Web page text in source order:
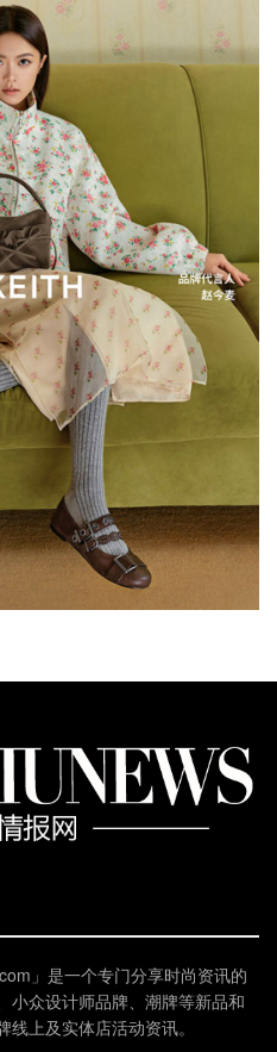
」是一个专门分享时尚资讯的
小众设计师品牌、潮牌等新品和
上及实体店活动资讯。